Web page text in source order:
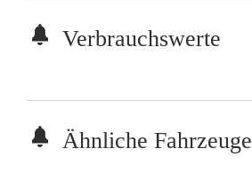
Verbrauchswerte
Ähnliche Fahrzeuge